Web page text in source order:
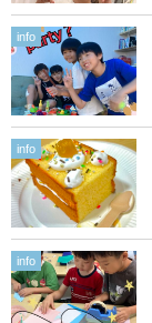
info
info
info